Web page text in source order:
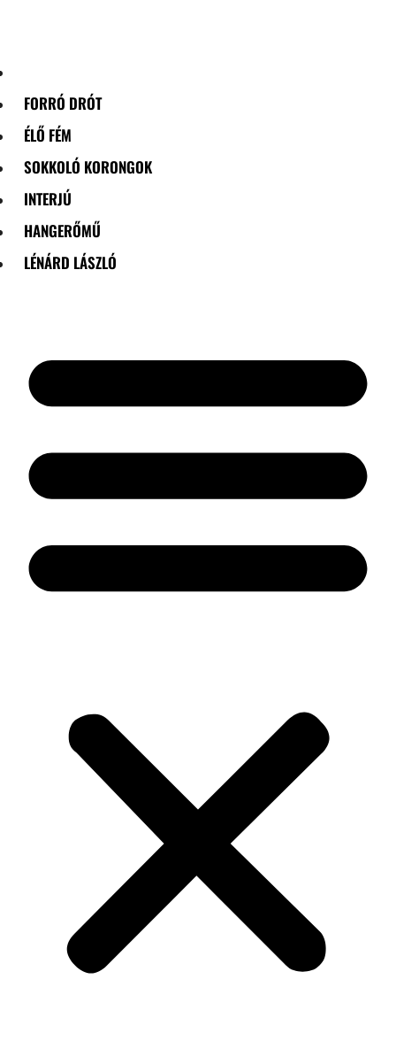
FORRÓ DRÓT
ÉLŐ FÉM
SOKKOLÓ KORONGOK
INTERJÚ
HANGERŐMŰ
LÉNÁRD LÁSZLÓ